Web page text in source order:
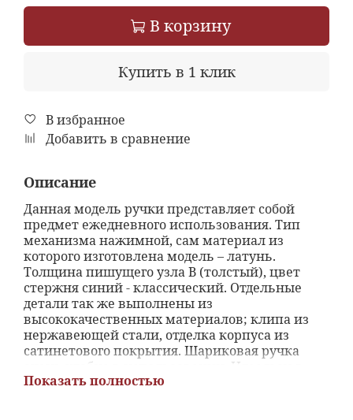
В корзину
Купить в 1 клик
В избранное
Добавить в сравнение
Описание
Данная модель ручки представляет собой
предмет ежедневного использования. Тип
механизма нажимной, сам материал из
которого изготовлена модель – латунь.
Толщина пишущего узла B (толстый), цвет
стержня синий - классический. Отдельные
детали так же выполнены из
высококачественных материалов; клипа из
нержавеющей стали, отделка корпуса из
сатинетового покрытия. Шариковая ручка
очень удобна в использовании. Идеальная
комбинация для личного использования и
Показать полностью